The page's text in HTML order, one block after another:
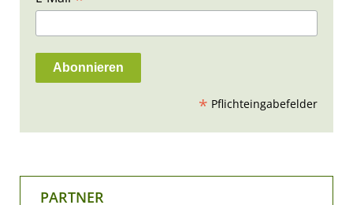
* Pflichteingabefelder
PARTNER